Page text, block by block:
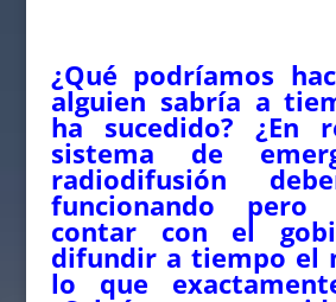
¿Qué podríamos
alguien sabría a
ha sucedido? ¿En
sistema de
radiodifusión
funcionando pero
contar con el
difundir a tiempo el
lo que